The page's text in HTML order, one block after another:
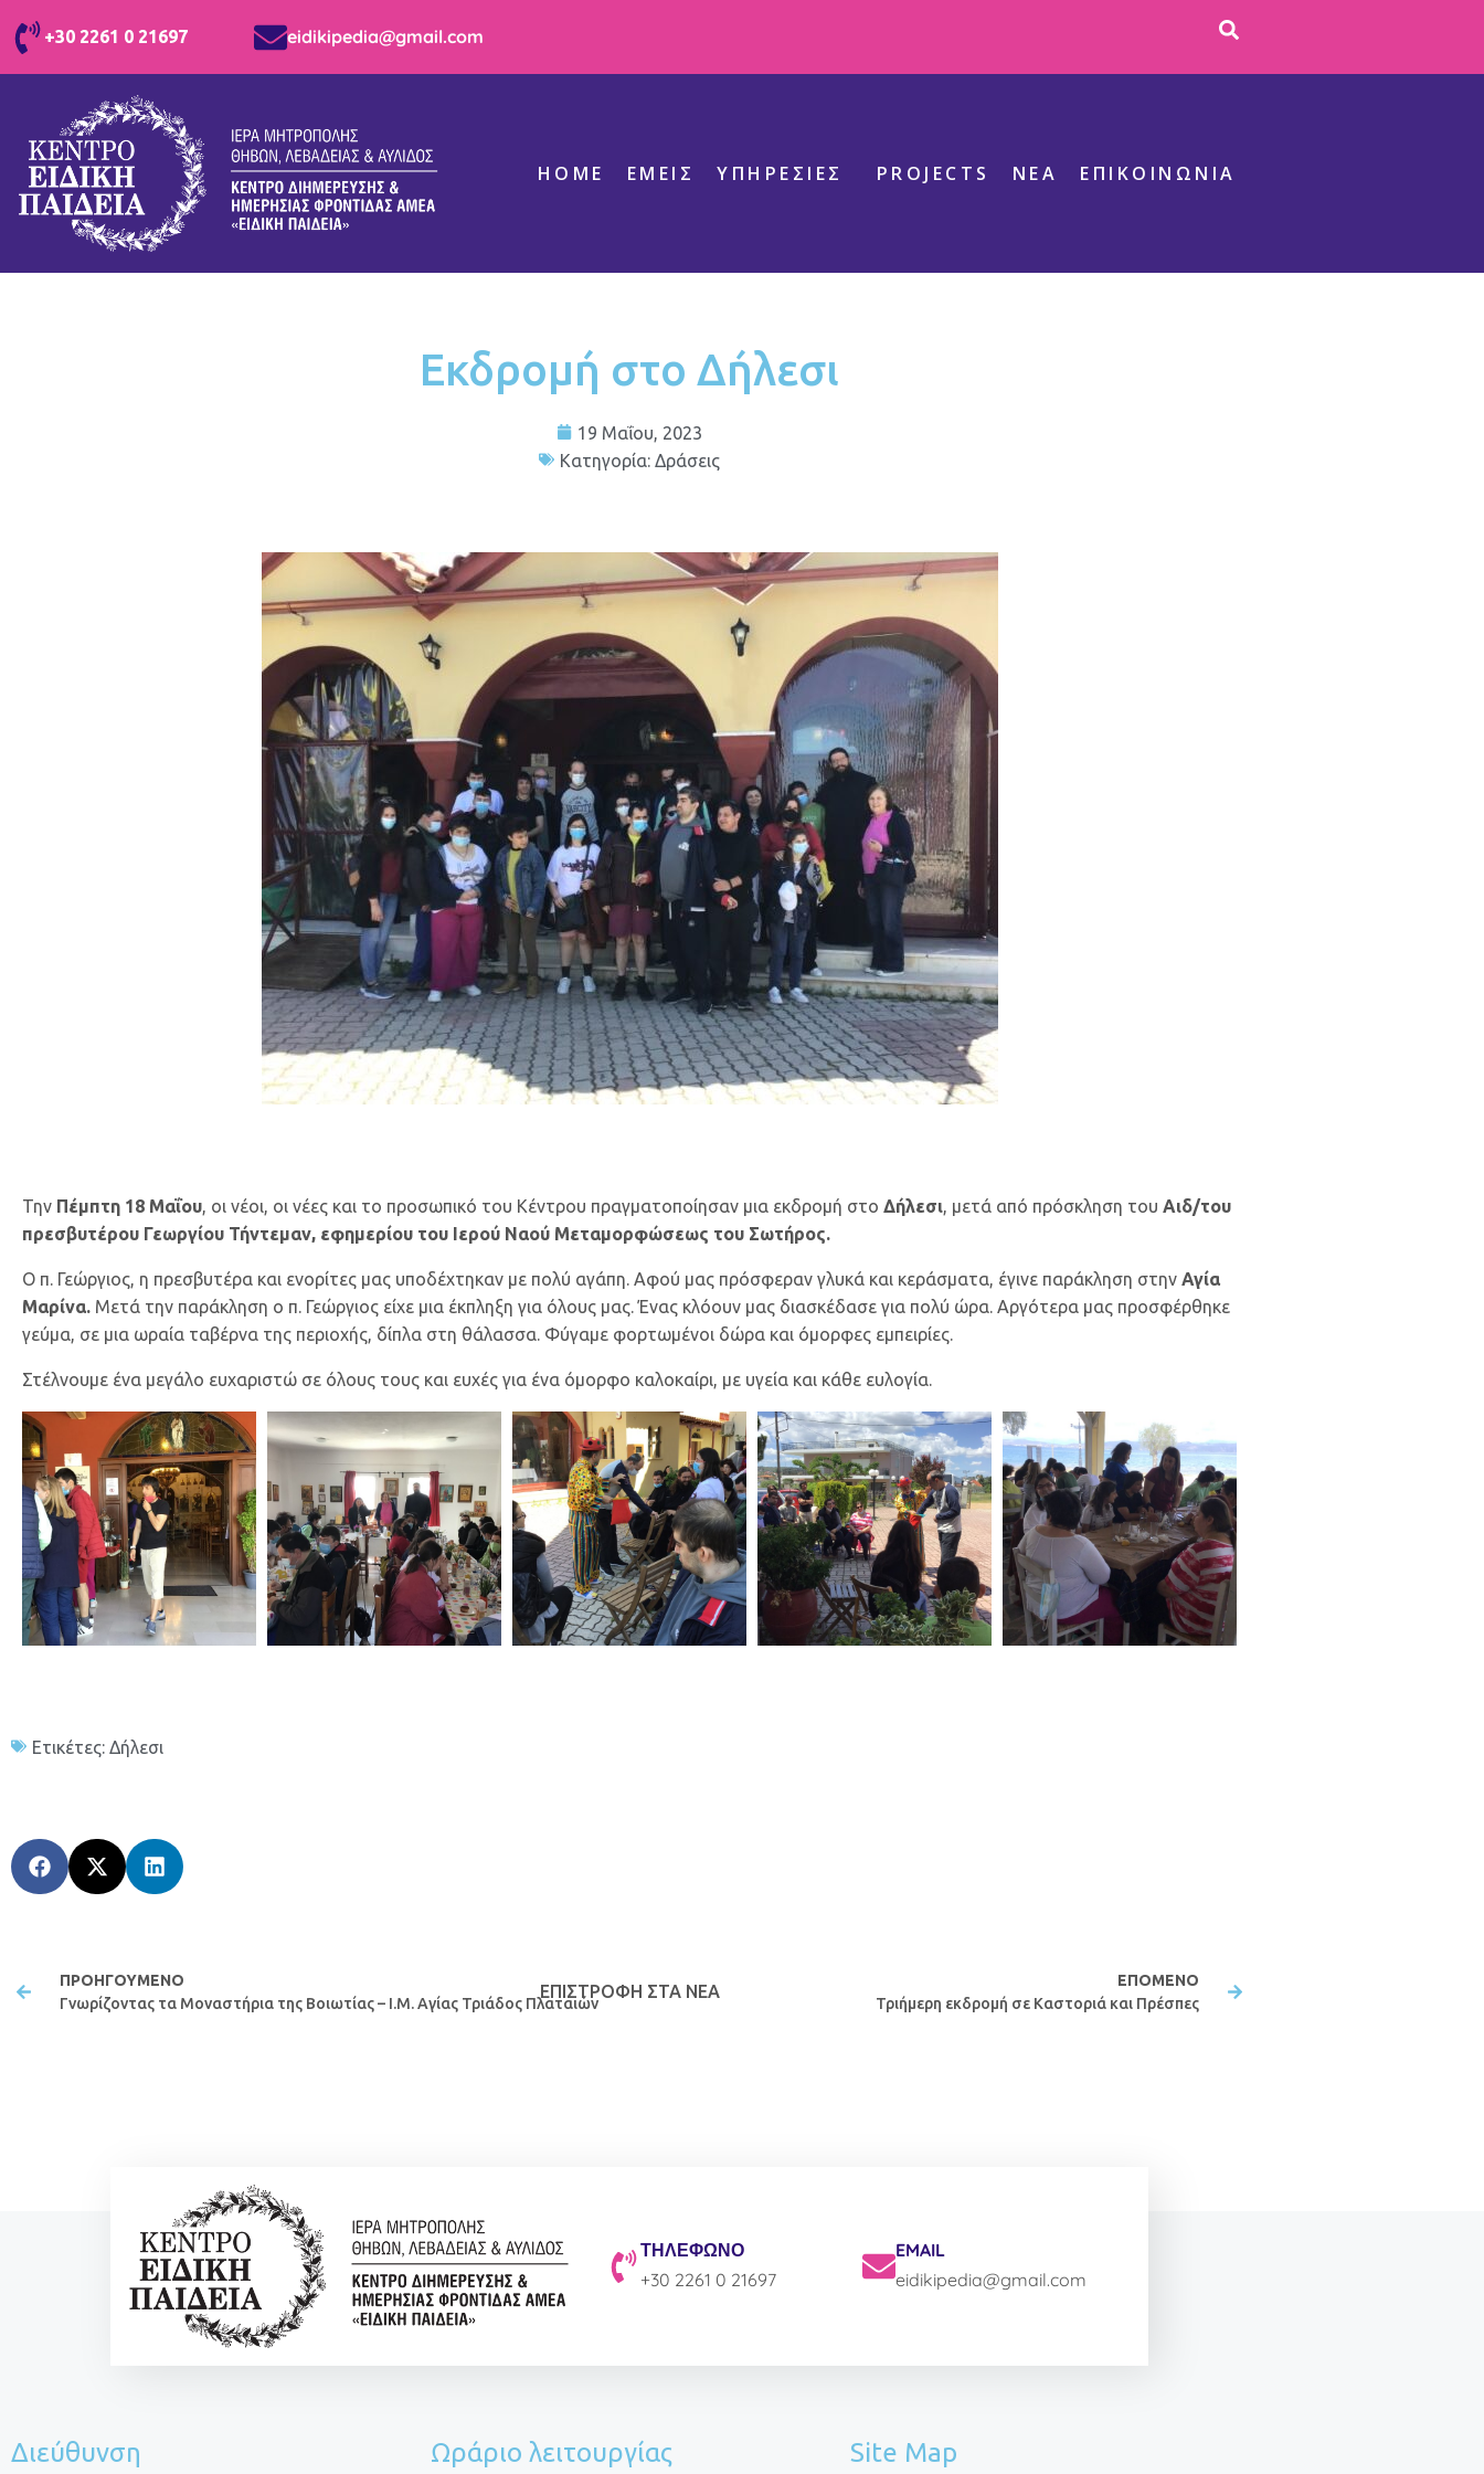
+30 2261 0 21697 eidikipedia@gmail.com
HOME ΕΜΕΊΣ ΥΠΗΡΕΣΊΕΣ PROJECTS ΝΕΑ ΕΠΙΚΟΙΝΩΝΊΑ
Εκδρομή στο Δήλεσι
19 Μαΐου, 2023
Κατηγορία: Δράσεις
Την Πέμπτη 18 Μαΐου, οι νέοι, οι νέες και το προσωπικό του Κέντρου πραγματοποίησαν μια εκδρομή στο Δήλεσι, μετά από πρόσκληση του Αιδ/του
πρεσβυτέρου Γεωργίου Τήντεμαν, εφημερίου του Ιερού Ναού Μεταμορφώσεως του Σωτήρος.
Ο π. Γεώργιος, η πρεσβυτέρα και ενορίτες μας υποδέχτηκαν με πολύ αγάπη. Αφού μας πρόσφεραν γλυκά και κεράσματα, έγινε παράκληση στην Αγία
Μαρίνα. Μετά την παράκληση ο π. Γεώργιος είχε μια έκπληξη για όλους μας. Ένας κλόουν μας διασκέδασε για πολύ ώρα. Αργότερα μας προσφέρθηκε
γεύμα, σε μια ωραία ταβέρνα της περιοχής, δίπλα στη θάλασσα. Φύγαμε φορτωμένοι δώρα και όμορφες εμπειρίες.
Στέλνουμε ένα μεγάλο ευχαριστώ σε όλους τους και ευχές για ένα όμορφο καλοκαίρι, με υγεία και κάθε ευλογία.
Ετικέτες: Δήλεσι
ΠΡΟΗΓΟΎΜΕΝΟ
Γνωρίζοντας τα Μοναστήρια της Βοιωτίας – Ι.Μ. Αγίας Τριάδος Πλαταιών
ΕΠΙΣΤΡΟΦΉ ΣΤΑ ΝΕΑ
ΕΠΌΜΕΝΟ
Τριήμερη εκδρομή σε Καστοριά και Πρέσπες
ΤΗΛΕΦΩΝΟ
+30 2261 0 21697
EMAIL
eidikipedia@gmail.com
Διεύθυνση Ωράριο λειτουργίας Site Map